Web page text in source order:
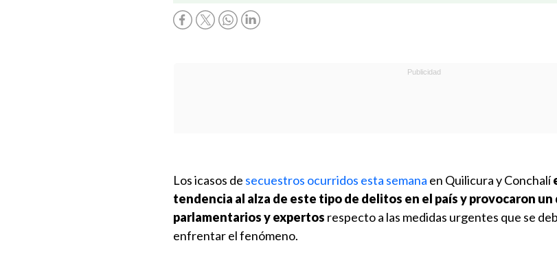
Los icasos de secuestros ocurridos esta semana en Quilicura y Conchalí
tendencia al alza de este tipo de delitos en el país y provocaron
parlamentarios y expertos respecto a las medidas urgentes que se
enfrentar el fenómeno.